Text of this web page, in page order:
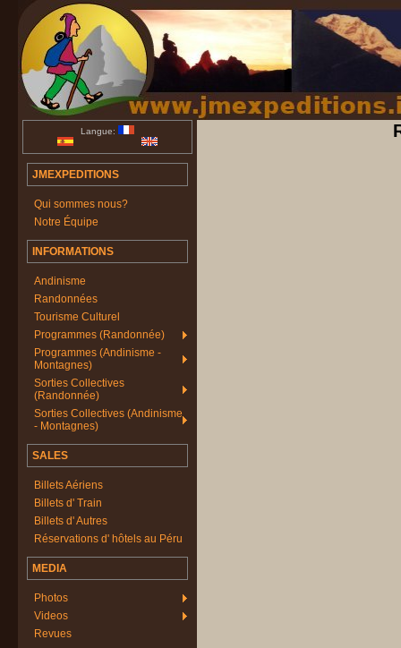
Langue:
JMEXPEDITIONS
Qui sommes nous?
Notre Équipe
INFORMATIONS
Andinisme
Randonnées
Tourisme Culturel
Programmes (Randonnée)
Programmes (Andinisme -
Montagnes)
Sorties Collectives
(Randonnée)
Sorties Collectives (Andinisme
- Montagnes)
SALES
Billets Aériens
Billets d' Train
Billets d' Autres
Réservations d' hôtels au Péru
MEDIA
Photos
Videos
Revues